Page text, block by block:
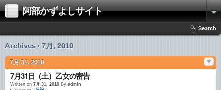
阿部かずよしサイト
Search
Archives › 7月, 2010
7月 31, 2010
7月31日（土）乙女の密告
Written on 7月 31, 2010 By admin